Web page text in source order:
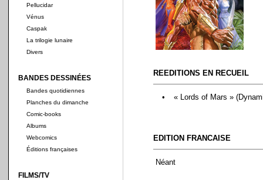
Pellucidar
Vénus
Caspak
La trilogie lunaire
Divers
BANDES DESSINÉES
Bandes quotidiennes
Planches du dimanche
Comic-books
Albums
Webcomics
Éditions françaises
FILMS/TV
REEDITIONS EN RECUEIL
• « Lords of Mars »
EDITION FRANCAISE
Néant